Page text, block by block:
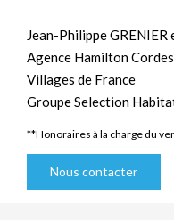
Jean-Philippe
Agence Hamilton
Villages de France
Groupe Selection
**Honoraires à la charge du
Nous contacter